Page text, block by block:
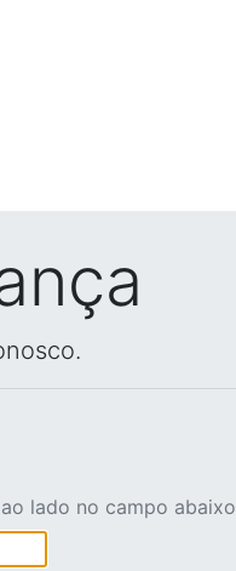
lado no campo abaixo